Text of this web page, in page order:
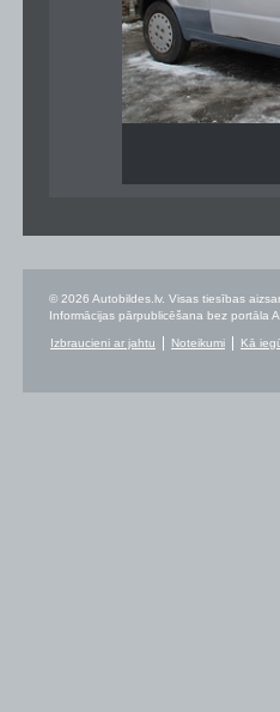
© 2026 Autobildes.lv. Visas tiesības
Informācijas pārpublicēšana bez portāla
Izbraucieni ar jahtu Noteikumi Kā